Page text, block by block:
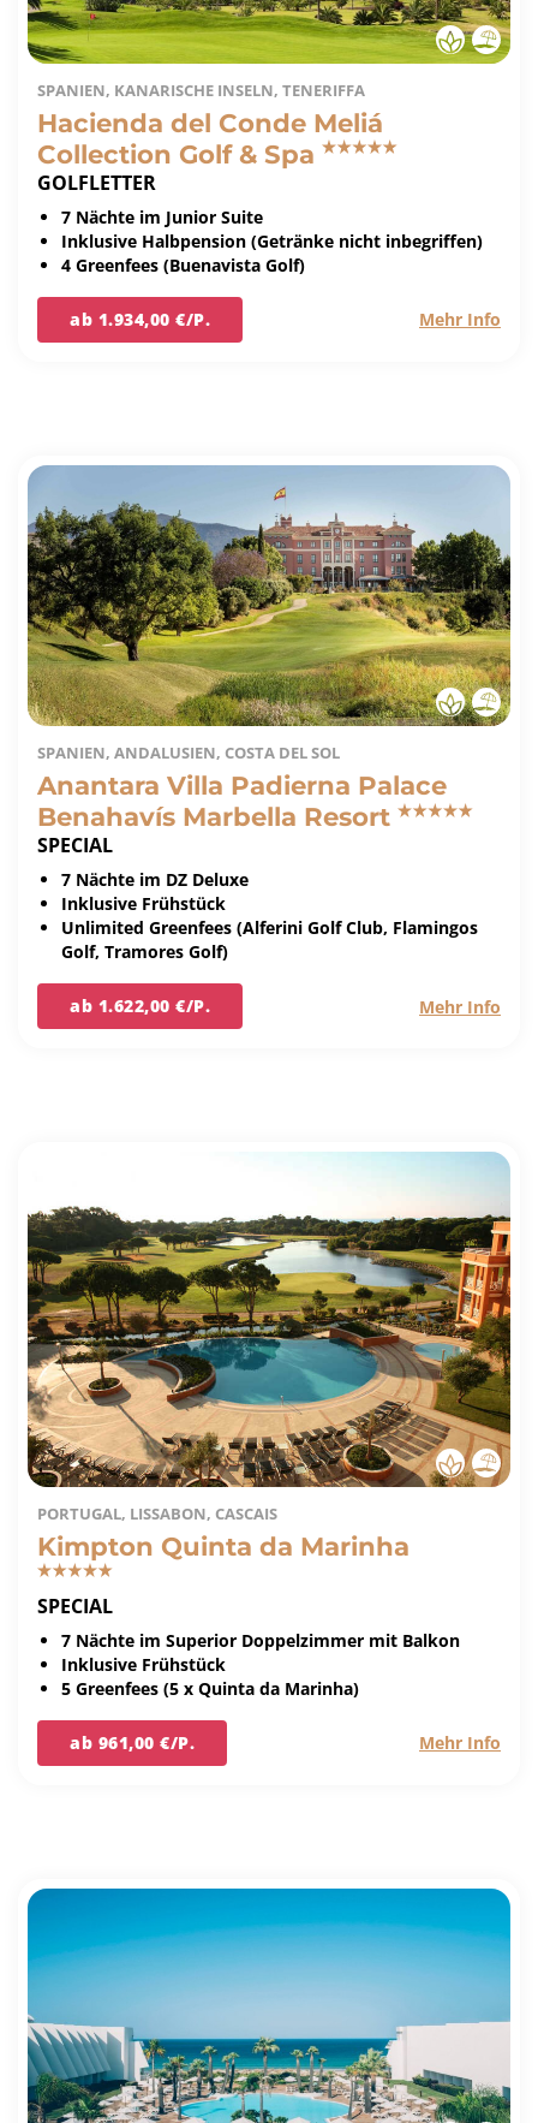
SPANIEN, KANARISCHE INSELN, TENERIFFA
Hacienda del Conde Meliá
Collection Golf & Spa
GOLFLETTER
7 Nächte im Junior Suite
Inklusive Halbpension (Getränke nicht inbegriffen)
4 Greenfees (Buenavista Golf)
ab 1.934,00 €/P. Mehr Info
SPANIEN, ANDALUSIEN, COSTA DEL SOL
Anantara Villa Padierna Palace
Benahavís Marbella Resort
SPECIAL
7 Nächte im DZ Deluxe
Inklusive Frühstück
Unlimited Greenfees (Alferini Golf Club, Flamingos
Golf, Tramores Golf)
ab 1.622,00 €/P. Mehr Info
PORTUGAL, LISSABON, CASCAIS
Kimpton Quinta da Marinha
SPECIAL
7 Nächte im Superior Doppelzimmer mit Balkon
Inklusive Frühstück
5 Greenfees (5 x Quinta da Marinha)
ab 961,00 €/P. Mehr Info